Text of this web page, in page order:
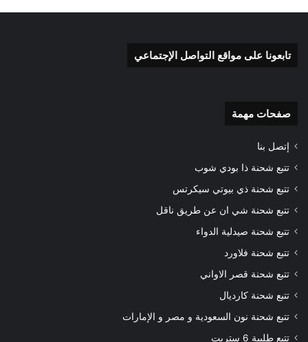
تابعونا على مواقع التواصل الإجتماعي
صفحات مهمة
إتصل بنا
تتبع شحنة ذا بودي شوب
تتبع شحنة ذي بيوتي سيكرتس
تتبع شحنة شي ان عن طريق ناقل
تتبع شحنة صيدلية الدواء
تتبع شحنة فلاورد
تتبع شحنة قصر الاواني
تتبع شحنة كارديال
تتبع شحنة نون السعودية و مصر و الإمارات
تتبع طلبية 6 ستريت